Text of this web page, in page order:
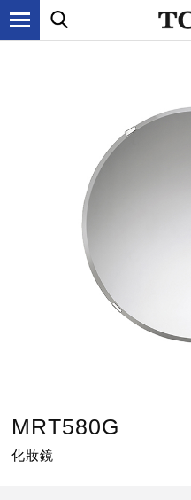
MRT580G
化妝鏡